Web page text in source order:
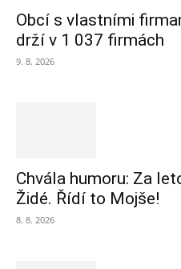
Obcí s vlastními
drží v 1 037 firmách
9. 8. 2026
Chvála humoru: Za
Židé. Řídí to Mojše!
8. 8. 2026